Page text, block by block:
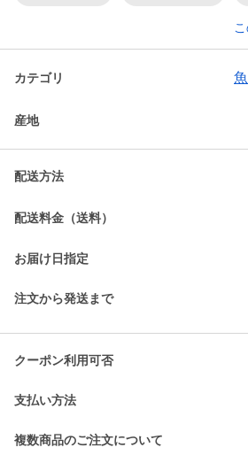
カテゴリ
産地
配送方法
配送料金（送料）
お届け日指定
注文から発送まで
クーポン利用可否
支払い方法
複数商品のご注文について